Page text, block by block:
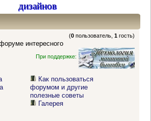
дизайнов
(0 пользователь,1 гость)
интересного
При поддержке:
Как пользоваться
форумом и другие
полезные советы
Галерея